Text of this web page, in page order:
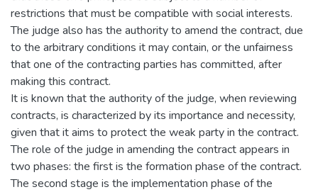
restrictions that must be compatible with social interests.
The judge also has the authority to amend the contract, due
to the arbitrary conditions it may contain, or the unfairness
that one of the contracting parties has committed, after
making this contract.
It is known that the authority of the judge, when reviewing
contracts, is characterized by its importance and necessity,
given that it aims to protect the weak party in the contract.
The role of the judge in amending the contract appears in
two phases: the first is the formation phase of the contract.
The second stage is the implementation phase of the